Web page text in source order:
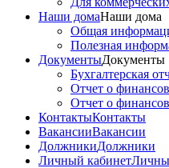
Наши домаНаши дома
Общая
Полезная
ДокументыДокументы
Бухгалтерская
Отчет о
Отчет о
КонтактыКонтакты
ВакансииВакансии
ДолжникиДолжники
Личный кабинет